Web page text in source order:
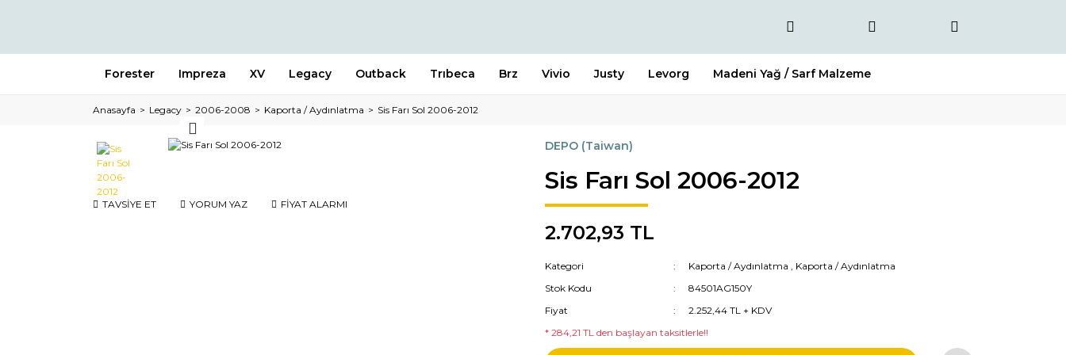
Forester Impreza XV Legacy Outback Trıbeca Brz Vivio Justy Levorg Madeni Yağ / Sarf Malzeme
Anasayfa Legacy 2006-2008 Kaporta / Aydınlatma Sis Farı Sol 2006-2012
TAVSİYE ET YORUM YAZ FİYAT ALARMI
DEPO (Taiwan)
Sis Farı Sol 2006-2012
2.702,93 TL
Kategori Kaporta / Aydınlatma , Kaporta / Aydınlatma
Stok Kodu
84501AG150Y
Fiyat
2.252,44 TL + KDV
* 284,21 TL den başlayan taksitlerle!!